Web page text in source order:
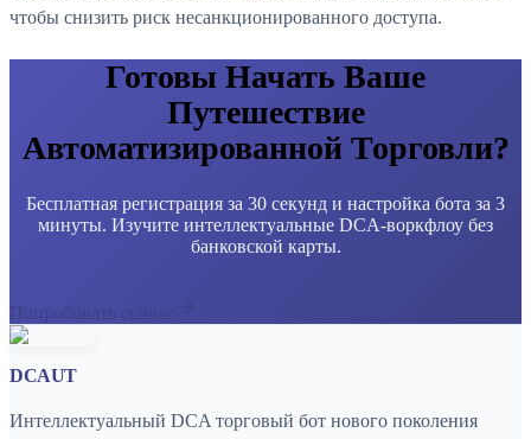
чтобы снизить риск несанкционированного доступа.
Готовы Начать Ваше
Путешествие
Автоматизированной Торговли?
Бесплатная регистрация за 30 секунд и настройка бота за 3
минуты. Изучите интеллектуальные DCA-воркфлоу без
банковской карты.
Попробовать сейчас
DCAUT
Интеллектуальный DCA торговый бот нового поколения